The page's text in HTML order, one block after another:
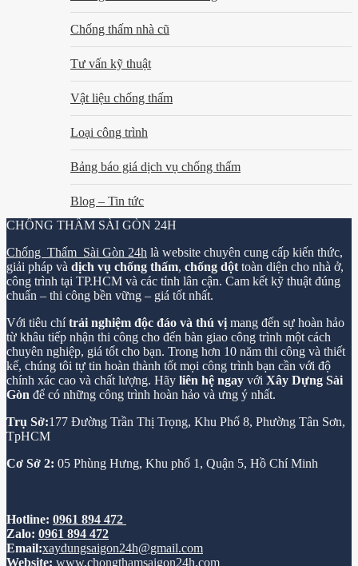
Chống thấm nhà cũ
Tư vấn kỹ thuật
Vật liệu chống thấm
Loại công trình
Bảng báo giá dịch vụ chống thấm
Blog – Tin tức
CHỐNG THẤM SÀI GÒN 24H
Chống Thấm Sài Gòn 24h là website chuyên cung cấp kiến thức,
giải pháp và dịch vụ chống thấm, chống dột toàn diện cho nhà ở,
công trình tại TP.HCM và các tỉnh lân cận. Cam kết kỹ thuật đúng
chuẩn – thi công bền vững – giá tốt nhất.
Với tiêu chítrải nghiệm độc đáo và thú vị mang đến sự hoàn hảo
từ khâu tiếp nhận thi công cho đến bàn giao công trình một cách
chuyên nghiệp, giá tốt cho bạn. Trong hơn 10 năm thi công và thiết
kế, chúng tôi tự tin hoàn thành tốt mọi công trình bạn cần với độ
chính xác cao và chất lượng. Hãy liên hệ ngay với Xây Dựng Sài
Gòn để có những công trình hoàn hảo và ưng ý nhất.
Trụ Sở:177 Đường Trần Thị Trọng, Khu Phố 8, Phường Tân Sơn,
TpHCM
Cơ Sở 2: 05 Phùng Hưng, Khu phố 1, Quận 5, Hồ Chí Minh
Hotline: 0961 894 472
Zalo: 0961 894 472
Email:xaydungsaigon24h@gmail.com
Website: www.chongthamsaigon24h.com